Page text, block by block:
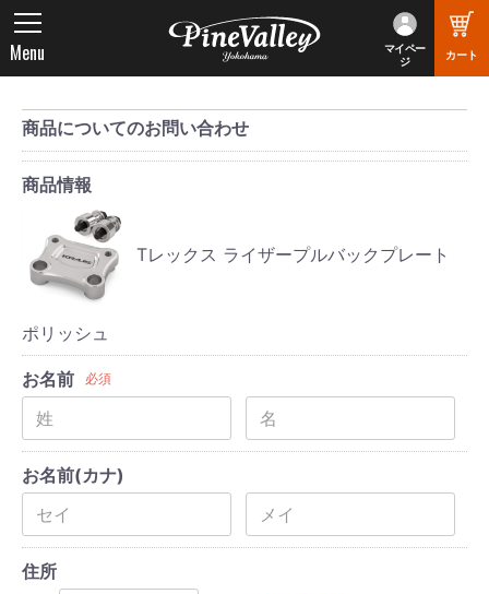
マイペー
ジ
カート
Menu
商品についてのお問い合わせ
商品情報
Tレックス ライザープルバックプレート
ポリッシュ
お名前 必須
お名前(カナ)
住所